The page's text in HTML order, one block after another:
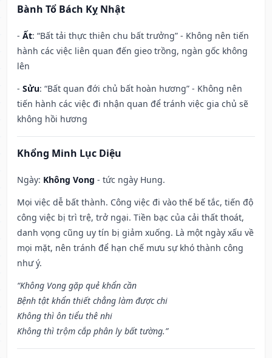
Bành Tổ Bách Kỵ Nhật
- Ất: “Bất tải thực thiên chu bất trưởng” - Không nên tiến
hành các việc liên quan đến gieo trồng, ngàn gốc không
lên
- Sửu: “Bất quan đới chủ bất hoàn hương” - Không nên
tiến hành các việc đi nhận quan để tránh việc gia chủ sẽ
không hồi hương
Khổng Minh Lục Diệu
Ngày: Không Vong - tức ngày Hung.
Mọi việc dễ bất thành. Công việc đi vào thế bế tắc, tiến độ
công việc bị trì trệ, trở ngại. Tiền bạc của cải thất thoát,
danh vọng cũng uy tín bị giảm xuống. Là một ngày xấu về
mọi mặt, nên tránh để hạn chế mưu sự khó thành công
như ý.
“Không Vong gặp quẻ khẩn cần
Bệnh tật khẩn thiết chẳng làm được chi
Không thì ôn tiểu thê nhi
Không thì trộm cắp phân ly bất tường.”